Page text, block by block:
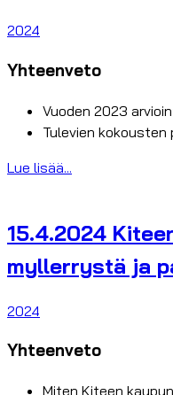
2024
Yhteenveto
Vuoden 2023
Tulevien
Lue lisää...
15.4.2024
myllerrystä ja
2024
Yhteenveto
Miten Kiteen